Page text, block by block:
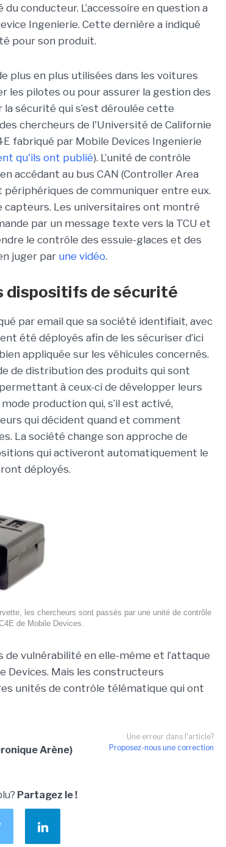
conducteur. L’accessoire en question a
Ingenierie. Cette dernière a indiqué
pour son produit.
plus en plus utilisées dans les voitures
les pilotes ou pour assurer la gestion des
sécurité qui s’est déroulée cette
chercheurs de l'Université de Californie
fabriqué par Mobile Devices Ingenierie
qu'ils ont publié). L’unité de contrôle
accédant au bus CAN (Controller Area
de communiquer entre eux.
capteurs. Les universitaires ont montré
par un message texte vers la TCU et
le contrôle des essuie-glaces et des
juger par une vidéo.
de sécurité
par email que sa société identifiait, avec
été déployés afin de les sécuriser d’ici
appliquée sur les véhicules concernés.
de distribution des produits qui sont
à ceux-ci de développer leurs
production qui, s’il est activé,
qui décident quand et comment
La société change son approche de
qui activeront automatiquement le
déployés.
les chercheurs sont passés par une unité de contrôle
de Mobile Devices.
de vulnérabilité en elle-même et l’attaque
Devices. Mais les constructeurs
unités de contrôle télématique qui ont
Une erreur dans l'article?
Proposez-nous une correction
Arène)
Partagez le !